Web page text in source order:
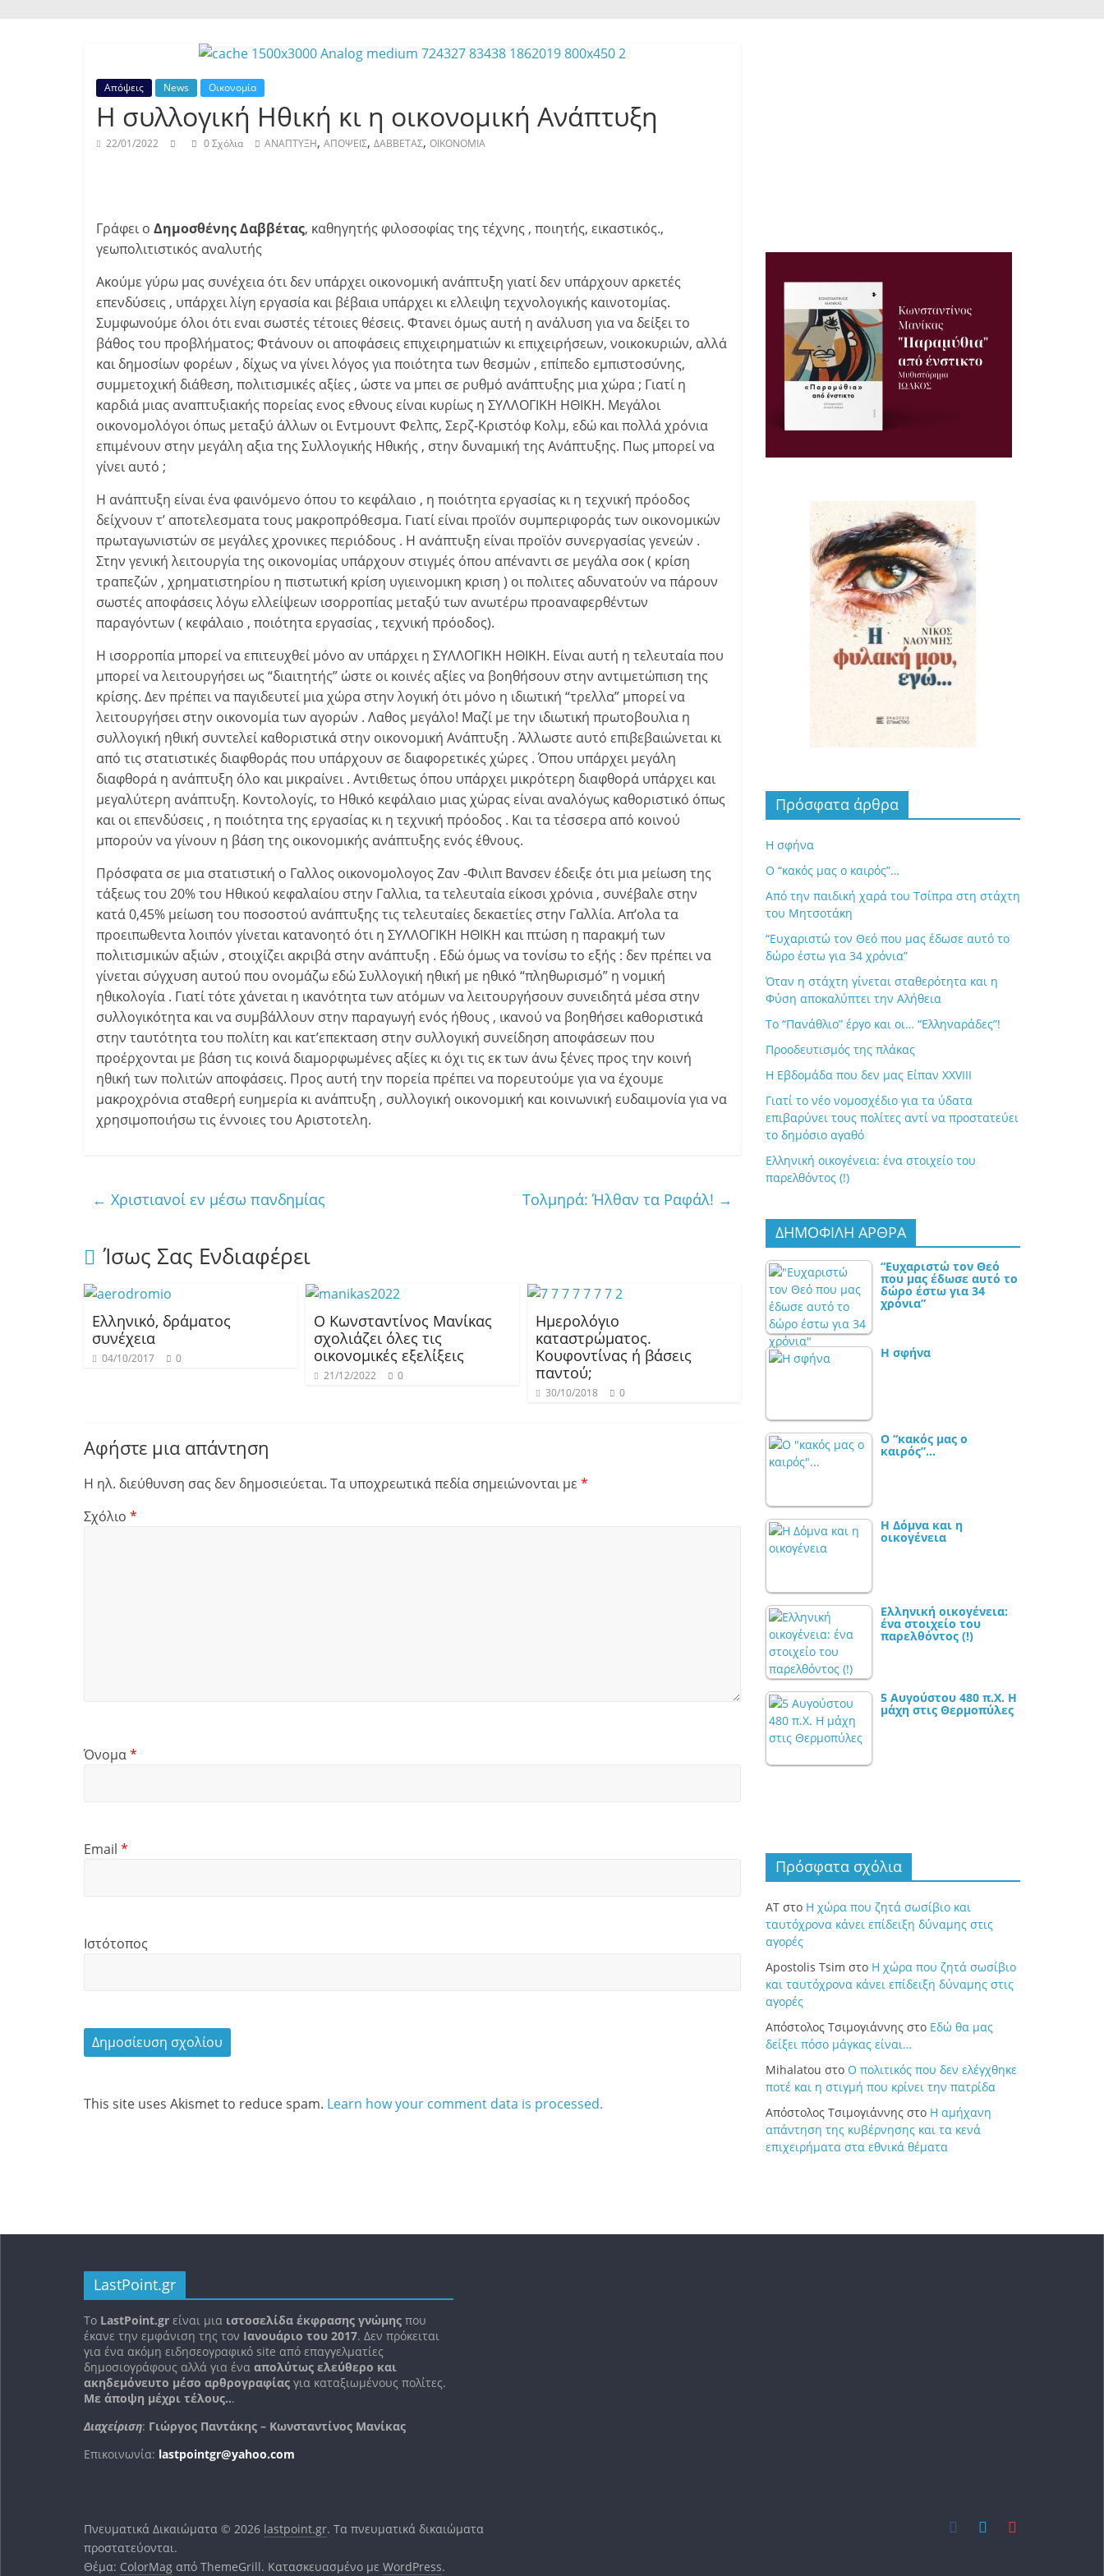
Απόψεις News Οικονομία
Η συλλογική Ηθική κι η οικονομική Ανάπτυξη
22/01/2022 0 Σχόλια ΑΝΑΠΤΥΞΗ, ΑΠΟΨΕΙΣ, ΔΑΒΒΕΤΑΣ, ΟΙΚΟΝΟΜΙΑ
Γράφει ο Δημοσθένης Δαββέτας, καθηγητής φιλοσοφίας της τέχνης , ποιητής, εικαστικός.,
γεωπολιτιστικός αναλυτής
Ακούμε γύρω μας συνέχεια ότι δεν υπάρχει οικονομική ανάπτυξη γιατί δεν υπάρχουν αρκετές
επενδύσεις , υπάρχει λίγη εργασία και βέβαια υπάρχει κι ελλειψη τεχνολογικής καινοτομίας.
Συμφωνούμε όλοι ότι εναι σωστές τέτοιες θέσεις. Φτανει όμως αυτή η ανάλυση για να δείξει το
βάθος του προβλήματος; Φτάνουν οι αποφάσεις επιχειρηματιών κι επιχειρήσεων, νοικοκυριών, αλλά
και δημοσίων φορέων , δίχως να γίνει λόγος για ποιότητα των θεσμών , επίπεδο εμπιστοσύνης,
συμμετοχική διάθεση, πολιτισμικές αξίες , ώστε να μπει σε ρυθμό ανάπτυξης μια χώρα ; Γιατί η
καρδιά μιας αναπτυξιακής πορείας ενος εθνους είναι κυρίως η ΣΥΛΛΟΓΙΚΗ ΗΘΙΚΗ. Μεγάλοι
οικονομολόγοι όπως μεταξύ άλλων οι Εντμουντ Φελπς, Σερζ-Κριστόφ Κολμ, εδώ και πολλά χρόνια
επιμένουν στην μεγάλη αξια της Συλλογικής Ηθικής , στην δυναμική της Ανάπτυξης. Πως μπορεί να
γίνει αυτό ;
Η ανάπτυξη είναι ένα φαινόμενο όπου το κεφάλαιο , η ποιότητα εργασίας κι η τεχνική πρόοδος
δείχνουν τ’ αποτελεσματα τους μακροπρόθεσμα. Γιατί είναι προϊόν συμπεριφοράς των οικονομικών
πρωταγωνιστών σε μεγάλες χρονικες περιόδους . Η ανάπτυξη είναι προϊόν συνεργασίας γενεών .
Στην γενική λειτουργία της οικονομίας υπάρχουν στιγμές όπου απέναντι σε μεγάλα σοκ ( κρίση
τραπεζών , χρηματιστηρίου η πιστωτική κρίση υγιεινομικη κριση ) οι πολιτες αδυνατούν να πάρουν
σωστές αποφάσεις λόγω ελλείψεων ισορροπίας μεταξύ των ανωτέρω προαναφερθέντων
παραγόντων ( κεφάλαιο , ποιότητα εργασίας , τεχνική πρόοδος).
Η ισορροπία μπορεί να επιτευχθεί μόνο αν υπάρχει η ΣΥΛΛΟΓΙΚΗ ΗΘΙΚΗ. Είναι αυτή η τελευταία που
μπορεί να λειτουργήσει ως “διαιτητής” ώστε οι κοινές αξίες να βοηθήσουν στην αντιμετώπιση της
κρίσης. Δεν πρέπει να παγιδευτεί μια χώρα στην λογική ότι μόνο η ιδιωτική “τρελλα” μπορεί να
λειτουργήσει στην οικονομία των αγορών . Λαθος μεγάλο! Μαζί με την ιδιωτική πρωτοβουλια η
συλλογική ηθική συντελεί καθοριστικά στην οικονομική Ανάπτυξη . Άλλωστε αυτό επιβεβαιώνεται κι
από τις στατιστικές διαφθοράς που υπάρχουν σε διαφορετικές χώρες . Όπου υπάρχει μεγάλη
διαφθορά η ανάπτυξη όλο και μικραίνει . Αντιθετως όπου υπάρχει μικρότερη διαφθορά υπάρχει και
μεγαλύτερη ανάπτυξη. Κοντολογίς, το Ηθικό κεφάλαιο μιας χώρας είναι αναλόγως καθοριστικό όπως
και οι επενδύσεις , η ποιότητα της εργασίας κι η τεχνική πρόοδος . Και τα τέσσερα από κοινού
μπορούν να γίνουν η βάση της οικονομικής ανάπτυξης ενός έθνους.
Πρόσφατα σε μια στατιστική ο Γαλλος οικονομολογος Ζαν -Φιλιπ Βανσεν έδειξε ότι μια μείωση της
τάξεως του 20% του Ηθικού κεφαλαίου στην Γαλλια, τα τελευταία είκοσι χρόνια , συνέβαλε στην
κατά 0,45% μείωση του ποσοστού ανάπτυξης τις τελευταίες δεκαετίες στην Γαλλία. Απ’ολα τα
προειπωθεντα λοιπόν γίνεται κατανοητό ότι η ΣΥΛΛΟΓΙΚΗ ΗΘΙΚΗ και πτώση η παρακμή των
πολιτισμικών αξιών , στοιχίζει ακριβά στην ανάπτυξη . Εδώ όμως να τονίσω το εξής : δεν πρέπει να
γίνεται σύγχυση αυτού που ονομάζω εδώ Συλλογική ηθική με ηθικό “πληθωρισμό” η νομική
ηθικολογία . Γιατί τότε χάνεται η ικανότητα των ατόμων να λειτουργήσουν συνειδητά μέσα στην
συλλογικότητα και να συμβάλλουν στην παραγωγή ενός ήθους , ικανού να βοηθήσει καθοριστικά
στην ταυτότητα του πολίτη και κατ’επεκταση στην συλλογική συνείδηση αποφάσεων που
προέρχονται με βάση τις κοινά διαμορφωμένες αξίες κι όχι τις εκ των άνω ξένες προς την κοινή
ηθική των πολιτών αποφάσεις. Προς αυτή την πορεία πρέπει να πορευτούμε για να έχουμε
μακροχρόνια σταθερή ευημερία κι ανάπτυξη , συλλογική οικονομική και κοινωνική ευδαιμονία για να
χρησιμοποιήσω τις έννοιες του Αριστοτελη.
← Χριστιανοί εν μέσω πανδημίας Τολμηρά: Ήλθαν τα Ραφάλ! →
Ίσως Σας Ενδιαφέρει
Ελληνικό, δράματος
συνέχεια
04/10/2017 0
Ο Κωνσταντίνος Μανίκας
σχολιάζει όλες τις
οικονομικές εξελίξεις
21/12/2022 0
Ημερολόγιο
καταστρώματος.
Κουφοντίνας ή βάσεις
παντού;
30/10/2018 0
Αφήστε μια απάντηση
Η ηλ. διεύθυνση σας δεν δημοσιεύεται. Τα υποχρεωτικά πεδία σημειώνονται με *
Σχόλιο *
Όνομα*
Email *
Ιστότοπος
This site uses Akismet to reduce spam. Learn how your comment data is processed.
Πρόσφατα άρθρα
Η σφήνα
Ο “κακός μας ο καιρός”…
Από την παιδική χαρά του Τσίπρα στη στάχτη
του Μητσοτάκη
“Ευχαριστώ τον Θεό που μας έδωσε αυτό το
δώρο έστω για 34 χρόνια”
Όταν η στάχτη γίνεται σταθερότητα και η
Φύση αποκαλύπτει την Αλήθεια
Το “Πανάθλιο” έργο και οι… “Ελληναράδες”!
Προοδευτισμός της πλάκας
Η Εβδομάδα που δεν μας Είπαν XXVIII
Γιατί το νέο νομοσχέδιο για τα ύδατα
επιβαρύνει τους πολίτες αντί να προστατεύει
το δημόσιο αγαθό
Ελληνική οικογένεια: ένα στοιχείο του
παρελθόντος (!)
ΔΗΜΟΦΙΛΗ ΑΡΘΡΑ
“Ευχαριστώ τον Θεό
που μας έδωσε αυτό το
δώρο έστω για 34
χρόνια”
Η σφήνα
Ο “κακός μας ο
καιρός”…
Η Δόμνα και η
οικογένεια
Ελληνική οικογένεια:
ένα στοιχείο του
παρελθόντος (!)
5 Αυγούστου 480 π.Χ. Η
μάχη στις Θερμοπύλες
Πρόσφατα σχόλια
ΑΤ στο Η χώρα που ζητά σωσίβιο και
ταυτόχρονα κάνει επίδειξη δύναμης στις
αγορές
Apostolis Tsim στο Η χώρα που ζητά σωσίβιο
και ταυτόχρονα κάνει επίδειξη δύναμης στις
αγορές
Απόστολος Τσιμογιάννης στο Εδώ θα μας
δείξει πόσο μάγκας είναι…
Mihalatou στο Ο πολιτικός που δεν ελέγχθηκε
ποτέ και η στιγμή που κρίνει την πατρίδα
Απόστολος Τσιμογιάννης στο Η αμήχανη
απάντηση της κυβέρνησης και τα κενά
επιχειρήματα στα εθνικά θέματα
LastPoint.gr
To LastPoint.gr είναι μια ιστοσελίδα έκφρασης γνώμης που
έκανε την εμφάνιση της τον Ιανουάριο του 2017. Δεν πρόκειται
για ένα ακόμη ειδησεογραφικό site από επαγγελματίες
δημοσιογράφους αλλά για ένα απολύτως ελεύθερο και
ακηδεμόνευτο μέσο αρθρογραφίας για καταξιωμένους πολίτες.
Με άποψη μέχρι τέλους...
Διαχείριση: Γιώργος Παντάκης – Κωνσταντίνος Μανίκας
Επικοινωνία: lastpointgr@yahoo.com
Πνευματικά Δικαιώματα © 2026 lastpoint.gr. Τα πνευματικά δικαιώματα
προστατεύονται.
Θέμα: ColorMag από ThemeGrill. Κατασκευασμένο με WordPress.